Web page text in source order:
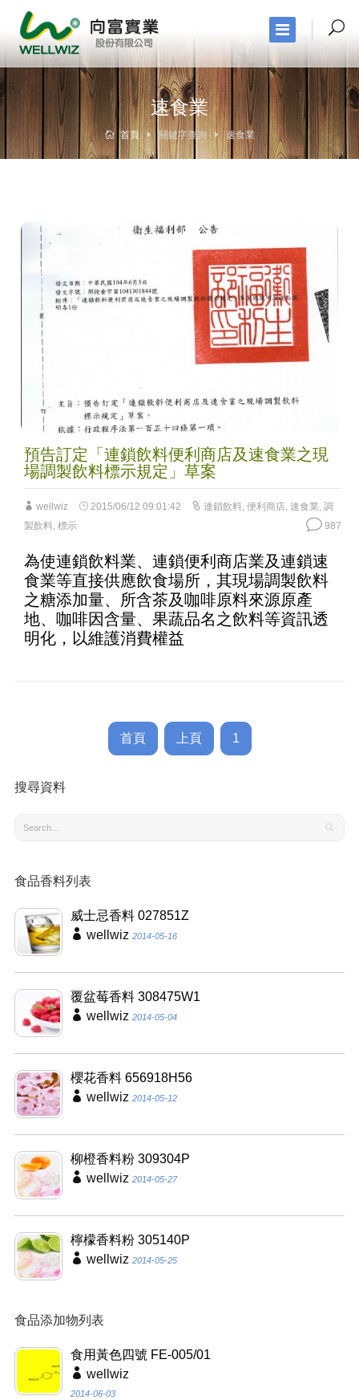
速食業
首頁 關鍵字查詢 速食業
預告訂定「連鎖飲料便利商店及速食業之現
場調製飲料標示規定」草案
wellwiz 2015/06/12 09:01:42 連鎖飲料, 便利商店, 速食業, 調
製飲料, 標示 987
為使連鎖飲料業、連鎖便利商店業及連鎖速
食業等直接供應飲食場所，其現場調製飲料
之糖添加量、所含茶及咖啡原料來源原產
地、咖啡因含量、果蔬品名之飲料等資訊透
明化，以維護消費權益
首頁 上頁 1
搜尋資料
食品香料列表
威士忌香料 027851Z
wellwiz 2014-05-16
覆盆莓香料 308475W1
wellwiz 2014-05-04
櫻花香料 656918H56
wellwiz 2014-05-12
柳橙香料粉 309304P
wellwiz 2014-05-27
檸檬香料粉 305140P
wellwiz 2014-05-25
食品添加物列表
食用黃色四號 FE-005/01
wellwiz
2014-06-03